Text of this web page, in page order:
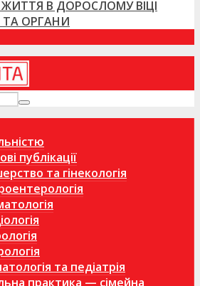
В ДОРОСЛОМУ ВІЦІ
ОРГАНИ
публікації
та гінекологія
та педіатрія
практика — сімейна